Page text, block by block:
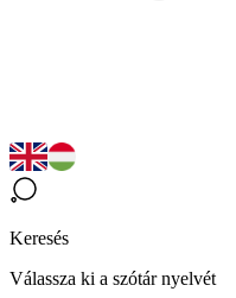
Keresés
Válassza ki a szótár nyelvét